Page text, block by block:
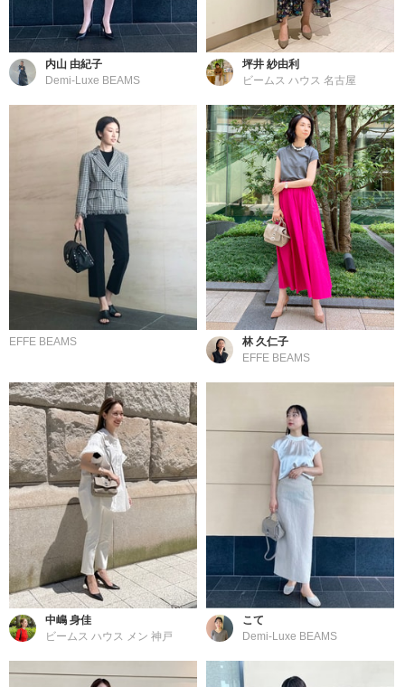
内山 由紀子
Demi-Luxe BEAMS
坪井 紗由利
ビームス ハウス 名古屋
EFFE BEAMS
林 久仁子
EFFE BEAMS
中嶋 身佳
ビームス ハウス メン 神戸
こて
Demi-Luxe BEAMS